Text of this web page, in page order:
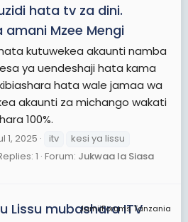
hata tv za dini.
amani Mzee Mengi
kutuwekea akaunti namba
ya uendeshaji hata kama
hata wale jamaa wa
akaunti za michango wakati
100%.
1, 2025 itv
kesi ya lissu
1 Forum: Jukwaa la Siasa
JamiiForums Tanzania
Lissu mubashara ITV